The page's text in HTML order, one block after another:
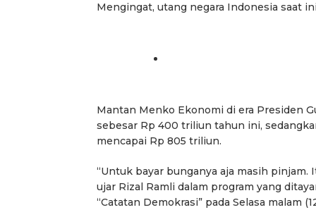
Mengingat, utang negara Indonesia saat
Mantan Menko Ekonomi di era Presiden
sebesar Rp 400 triliun tahun ini,
mencapai Rp 805 triliun.
“Untuk bayar bunganya aja masih
ujar Rizal Ramli dalam program yang
“Catatan Demokrasi” pada Selasa malam